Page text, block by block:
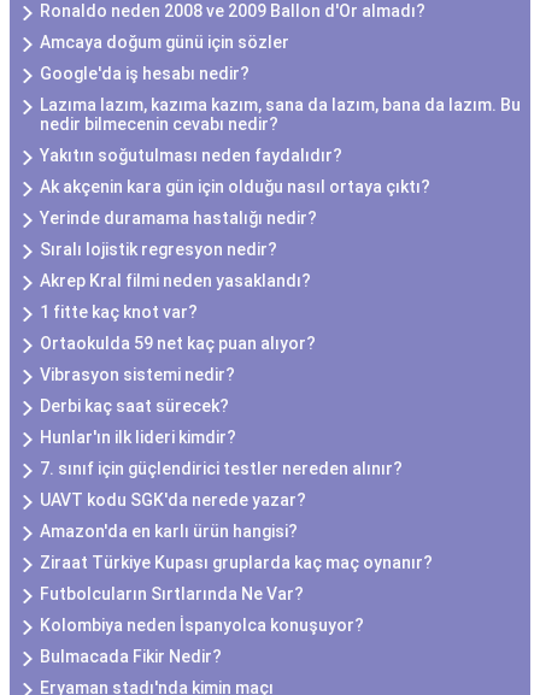
Ronaldo neden 2008 ve 2009 Ballon d'Or almadı?
Amcaya doğum günü için sözler
Google'da iş hesabı nedir?
Lazıma lazım, kazıma kazım, sana da lazım, bana da lazım. Bu
nedir bilmecenin cevabı nedir?
Yakıtın soğutulması neden faydalıdır?
Ak akçenin kara gün için olduğu nasıl ortaya çıktı?
Yerinde duramama hastalığı nedir?
Sıralı lojistik regresyon nedir?
Akrep Kral filmi neden yasaklandı?
1 fitte kaç knot var?
Ortaokulda 59 net kaç puan alıyor?
Vibrasyon sistemi nedir?
Derbi kaç saat sürecek?
Hunlar'ın ilk lideri kimdir?
7. sınıf için güçlendirici testler nereden alınır?
UAVT kodu SGK'da nerede yazar?
Amazon'da en karlı ürün hangisi?
Ziraat Türkiye Kupası gruplarda kaç maç oynanır?
Futbolcuların Sırtlarında Ne Var?
Kolombiya neden İspanyolca konuşuyor?
Bulmacada Fikir Nedir?
Eryaman stadı'nda kimin maçı